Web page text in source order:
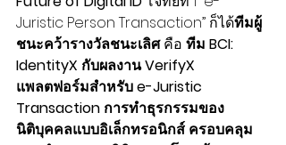
Juristic Person Transaction” ก็ได้ทีมผู้
ชนะคว้ารางวัลชนะเลิศ คือ ทีม BCI:
IdentityX กับผลงาน VerifyX
แพลตฟอร์มสำหรับ e-Juristic
Transaction การทำธุรกรรมของ
นิติบุคคลแบบอิเล็กทรอนิกส์ ครอบคลุม